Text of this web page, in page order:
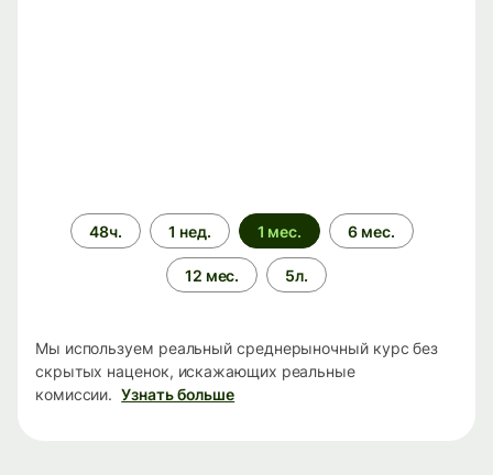
Период
времени
48ч. 1 нед. 1 мес. 6 мес.
12 мес. 5л.
Мы используем реальный среднерыночный курс без
скрытых наценок, искажающих реальные
комиссии. Узнать больше